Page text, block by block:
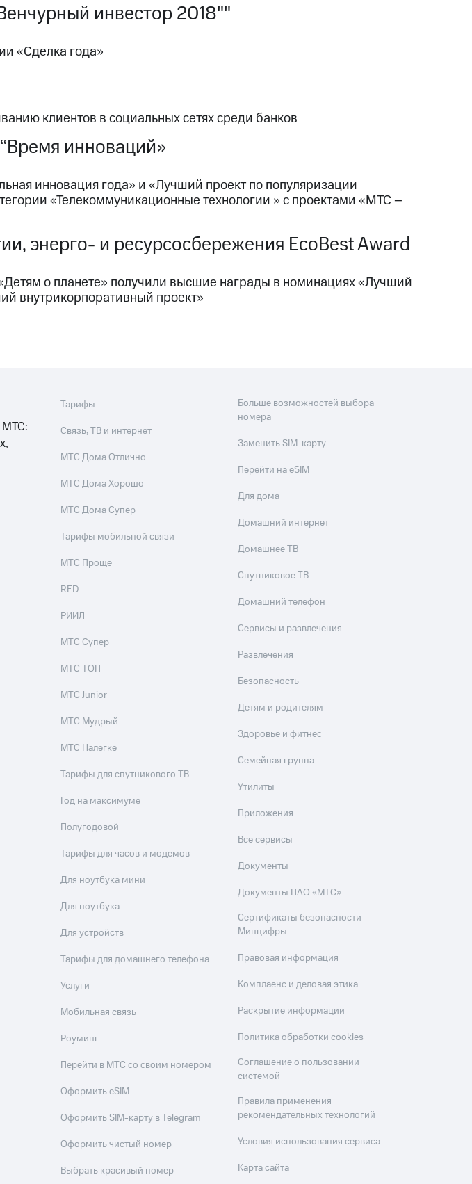
инвестор 2018""
«Сделка года»
клиентов в социальных сетях среди банков
инноваций»
инновация года» и «Лучший проект по популяризации
«Телекоммуникационные технологии » с проектами «МТС –
энерго- и ресурсосбережения EcoBest Award
о планете» получили высшие награды в номинациях «Лучший
внутрикорпоративный проект»
МТС:
Тарифы
Связь, ТВ и интернет
МТС Дома Отлично
МТС Дома Хорошо
МТС Дома Супер
Тарифы мобильной связи
МТС Проще
RED
РИИЛ
МТС Супер
МТС ТОП
МТС Junior
МТС Мудрый
МТС Налегке
Тарифы для спутникового ТВ
Год на максимуме
Полугодовой
Тарифы для часов и модемов
Для ноутбука мини
Для ноутбука
Для устройств
Тарифы для домашнего телефона
Услуги
Мобильная связь
Роуминг
Перейти в МТС со своим номером
Оформить eSIM
Оформить SIM-карту в Telegram
Оформить чистый номер
Выбрать красивый номер
Больше возможностей выбора
номера
Заменить SIM-карту
Перейти на eSIM
Для дома
Домашний интернет
Домашнее ТВ
Спутниковое ТВ
Домашний телефон
Сервисы и развлечения
Развлечения
Безопасность
Детям и родителям
Здоровье и фитнес
Семейная группа
Утилиты
Приложения
Все сервисы
Документы
Документы ПАО «МТС»
Сертификаты безопасности
Минцифры
Правовая информация
Комплаенс и деловая этика
Раскрытие информации
Политика обработки cookies
Соглашение о пользовании
системой
Правила применения
рекомендательных технологий
Условия использования сервиса
Карта сайта